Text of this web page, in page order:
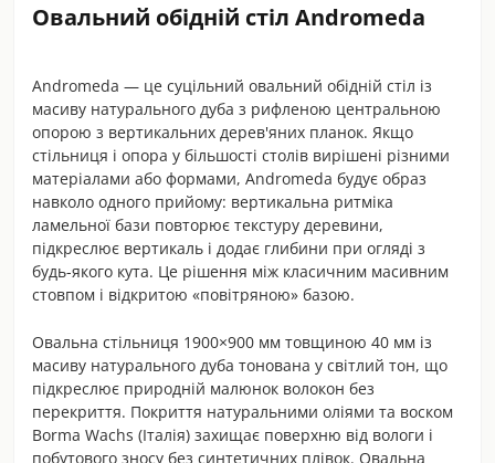
Овальний обідній стіл Andromeda
Andromeda — це суцільний овальний обідній стіл із
масиву натурального дуба з рифленою центральною
опорою з вертикальних дерев'яних планок. Якщо
стільниця і опора у більшості столів вирішені різними
матеріалами або формами, Andromeda будує образ
навколо одного прийому: вертикальна ритміка
ламельної бази повторює текстуру деревини,
підкреслює вертикаль і додає глибини при огляді з
будь-якого кута. Це рішення між класичним масивним
стовпом і відкритою «повітряною» базою.
Овальна стільниця 1900×900 мм товщиною 40 мм із
масиву натурального дуба тонована у світлий тон, що
підкреслює природній малюнок волокон без
перекриття. Покриття натуральними оліями та воском
Borma Wachs (Італія) захищає поверхню від вологи і
побутового зносу без синтетичних плівок. Овальна